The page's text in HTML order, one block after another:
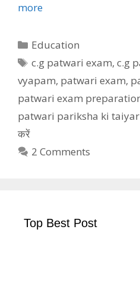
more
Categories
Education
Tags
c.g patwari exam,c.g
vyapam, patwari exam,
patwari exam
patwari pariksha ki
करें
2 Comments
Top Best Post